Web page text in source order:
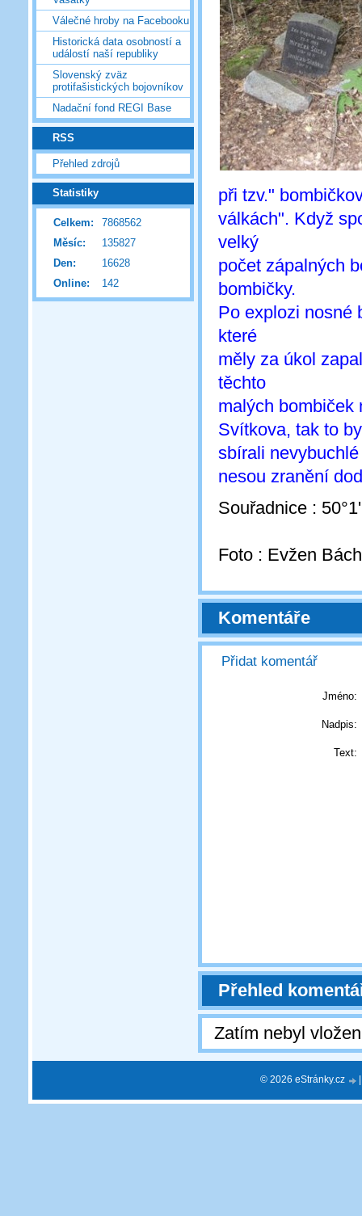
Válečné hroby na Facebooku
Historická data osobností a
událostí naší republiky
Slovenský zväz
protifašistických bojovníkov
Nadační fond REGI Base
RSS
Přehled zdrojů
Statistiky
Online: 142
Celkem:
7868562
Měsíc:
135827
Den:
16628
při tzv."
válkách". Když
velký
počet zápalných
bombičky.
Po explozi nosné
které
měly za úkol
těchto
malých bombiček
Svítkova, tak to
sbírali
nesou zranění
Souřadnice :
Foto : Evžen
Komentáře
Přidat komentář
Jméno:
Nadpis:
Text:
Přehled
Zatím nebyl
© 2026 eStránky.cz